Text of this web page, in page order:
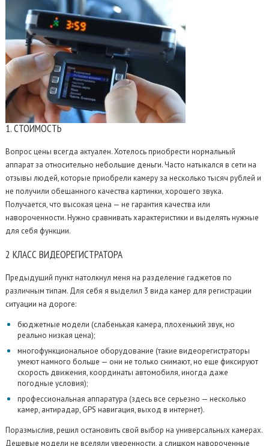
1. СТОИМОСТЬ
Вопрос цены всегда актуален. Хотелось приобрести нормальный
аппарат за относительно небольшие деньги. Часто натыкался в сети на
отзывы людей, которые приобрели камеру за несколько тысяч рублей и
не получили обещанного качества картинки, хорошего звука.
Получается, что высокая цена — не гарантия качества или
навороченности. Нужно сравнивать характеристики и выделять нужные
для себя функции.
2 КЛАСС ВИДЕОРЕГИСТРАТОРА
Предыдущий пункт натолкнул меня на разделение гаджетов по
различным типам. Для себя я выделил 3 вида камер для регистрации
ситуации на дороге:
бюджетные модели (слабенькая камера, плохенький звук, но
реально низкая цена);
многофункциональное оборудование (такие видеорегистраторы
умеют намного больше — они не только снимают, но еще фиксируют
скорость движения, координаты автомобиля, иногда даже
погодные условия);
профессиональная аппаратура (здесь все серьезно — несколько
камер, антирадар, GPS навигация, выход в интернет).
Поразмыслив, решил остановить свой выбор на универсальных камерах.
Дешевые модели не вселяли уверенности, а слишком навороченные